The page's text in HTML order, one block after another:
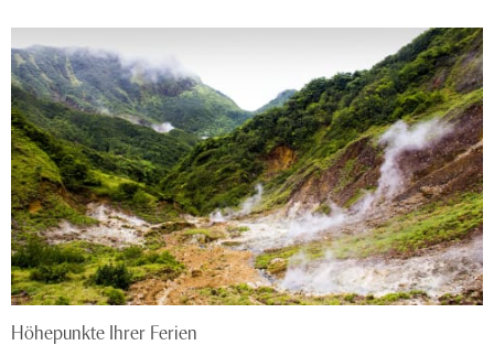
Höhepunkte Ihrer Ferien